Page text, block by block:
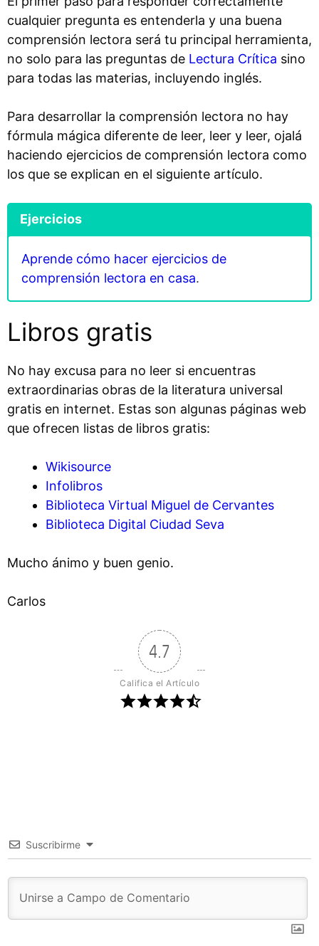
cualquier pregunta es entenderla y una buena
comprensión lectora será tu principal herramienta,
no solo para las preguntas de Lectura Crítica sino
para todas las materias, incluyendo inglés.
Para desarrollar la comprensión lectora no hay
fórmula mágica diferente de leer, leer y leer, ojalá
haciendo ejercicios de comprensión lectora como
los que se explican en el siguiente artículo.
Ejercicios
Aprende cómo hacer ejercicios de
comprensión lectora en casa.
Libros gratis
No hay excusa para no leer si encuentras
extraordinarias obras de la literatura universal
gratis en internet. Estas son algunas páginas web
que ofrecen listas de libros gratis:
Wikisource
Infolibros
Biblioteca Virtual Miguel de Cervantes
Biblioteca Digital Ciudad Seva
Mucho ánimo y buen genio.
Carlos
4.7
Califica el Artículo
Suscribirme